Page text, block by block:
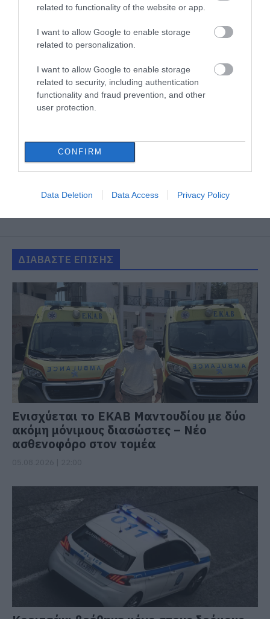
related to functionality of the website or app.
I want to allow Google to enable storage
related to personalization.
I want to allow Google to enable storage
related to security, including authentication
functionality and fraud prevention, and other
user protection.
CONFIRM
Data Deletion Data Access Privacy Policy
ΔΙΑΒΑΣΤΕ ΕΠΙΣΗΣ
Ενισχύεται το ΕΚΑΒ Μαντουδίου με δύο
ακόμη μόνιμους διασώστες – Νέο
ασθενοφόρο στον τομέα